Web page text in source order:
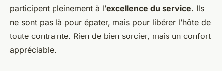
participent pleinement à l’excellence du service. Ils
ne sont pas là pour épater, mais pour libérer l’hôte de
toute contrainte. Rien de bien sorcier, mais un confort
appréciable.